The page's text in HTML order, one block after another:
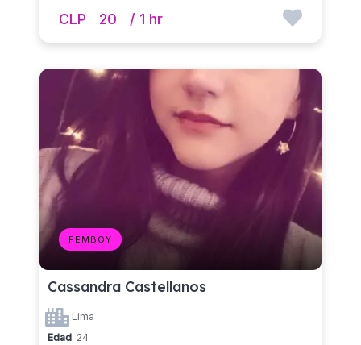
CLP 20 / 1 hr
FEMBOY
Cassandra Castellanos
Lima
Edad: 24